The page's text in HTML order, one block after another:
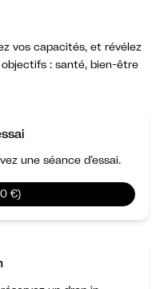
vos capacités, et révélez
: santé, bien-être
une séance d’essai.
€)